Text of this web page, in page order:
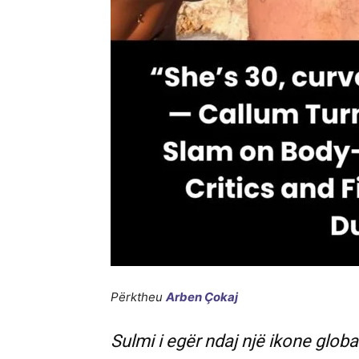
Përktheu Arben Çokaj
Sulmi i egër ndaj një ikone